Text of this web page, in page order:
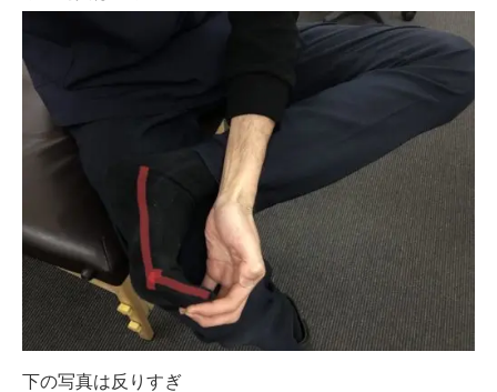
下の写真は反りすぎ